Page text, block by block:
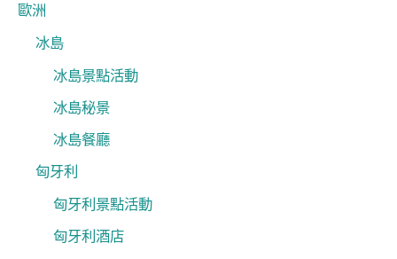
歐洲
冰島
冰島景點活動
冰島秘景
冰島餐廳
匈牙利
匈牙利景點活動
匈牙利酒店